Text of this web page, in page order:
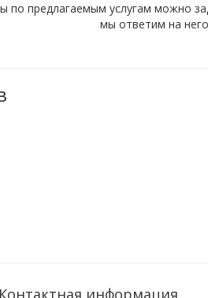
по предлагаемым услугам можно
мы ответим на
Контактная информация